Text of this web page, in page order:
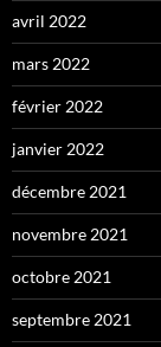
avril 2022
mars 2022
février 2022
janvier 2022
décembre 2021
novembre 2021
octobre 2021
septembre 2021